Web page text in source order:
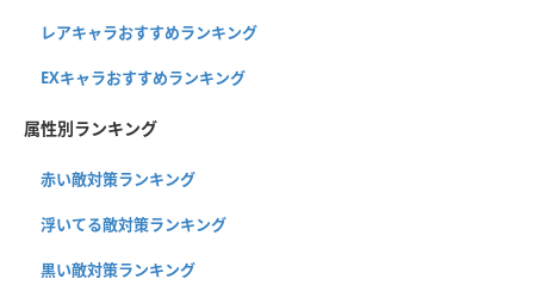
レアキャラおすすめランキング
EXキャラおすすめランキング
属性別ランキング
赤い敵対策ランキング
浮いてる敵対策ランキング
黒い敵対策ランキング